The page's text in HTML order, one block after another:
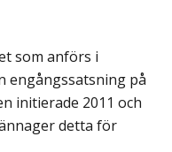
som anförs i
engångssatsning på
initierade 2011 och
detta för